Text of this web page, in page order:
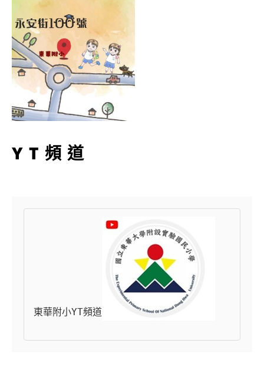
YT頻道
東華附小YT頻道